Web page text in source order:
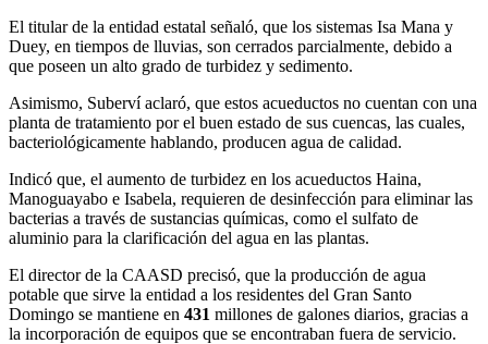
El titular de la entidad estatal señaló, que los sistemas Isa Mana y
Duey, en tiempos de lluvias, son cerrados parcialmente, debido a
que poseen un alto grado de turbidez y sedimento.
Asimismo, Suberví aclaró, que estos acueductos no cuentan con una
planta de tratamiento por el buen estado de sus cuencas, las cuales,
bacteriológicamente hablando, producen agua de calidad.
Indicó que, el aumento de turbidez en los acueductos Haina,
Manoguayabo e Isabela, requieren de desinfección para eliminar las
bacterias a través de sustancias químicas, como el sulfato de
aluminio para la clarificación del agua en las plantas.
El director de la CAASD precisó, que la producción de agua
potable que sirve la entidad a los residentes del Gran Santo
Domingo se mantiene en 431 millones de galones diarios, gracias a
la incorporación de equipos que se encontraban fuera de servicio.